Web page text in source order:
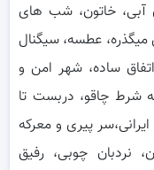
آبی، خاتون، شب های
میگذره، عطسه، سیگنال
ساده، شهر امن و
شرط چاقو، دربست تا
پیری و معرکه
نردبان چوبی، رفیق